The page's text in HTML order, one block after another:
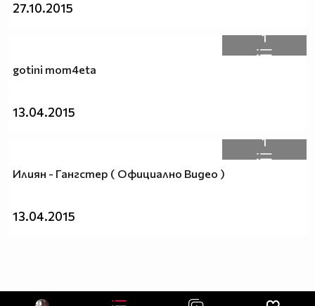
27.10.2015
1
gotini mom4eta
13.04.2015
1
Илиян - Гангстер ( Официално Видео )
13.04.2015